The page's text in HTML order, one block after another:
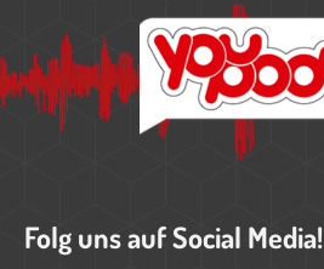
Folg uns auf Social Media!